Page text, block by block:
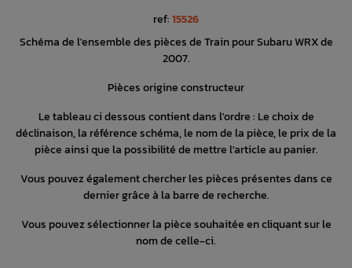
ref:15526
Schéma de l'ensemble des pièces de Train pour Subaru WRX de
2007.
Pièces origine constructeur
Le tableau ci dessous contient dans l'ordre : Le choix de
déclinaison, la référence schéma, le nom de la pièce, le prix de la
pièce ainsi que la possibilité de mettre l'article au panier.
Vous pouvez également chercher les pièces présentes dans ce
dernier grâce à la barre de recherche.
Vous pouvez sélectionner la pièce souhaitée en cliquant sur le
nom de celle-ci.